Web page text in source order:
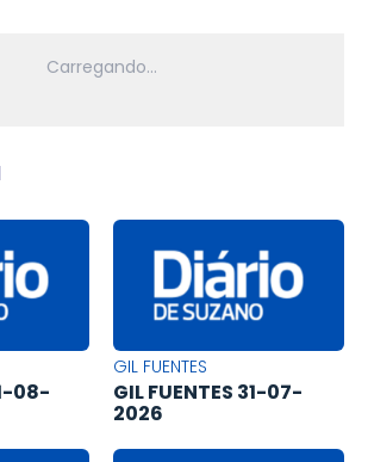
08-
GIL FUENTES
GIL FUENTES 31-07-
2026